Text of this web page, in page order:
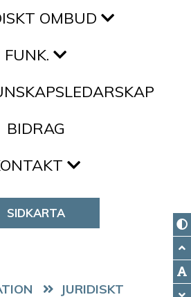
OMBUD
FUNK.
BIDRAG
SIDKARTA
JURIDISKT